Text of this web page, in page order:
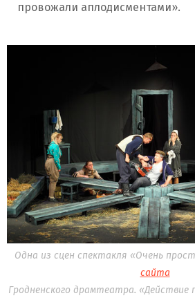
провожали аплодисментами».
Одна из сцен спектакля «Очень
сайта
Гродненского драмтеатра. «Действие